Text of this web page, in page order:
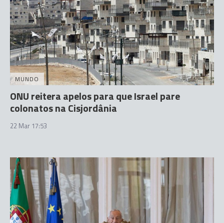
MUNDO
ONU reitera apelos para que Israel pare
colonatos na Cisjordânia
22 Mar 17:53